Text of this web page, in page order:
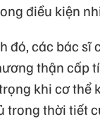
điều kiện
đó, các bác sĩ
thận cấp
khi cơ thể
trong thời tiết